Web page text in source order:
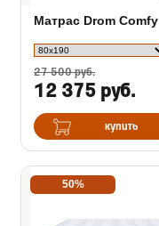
Матрас Drom Comfy
27 500 руб.
12 375 руб.
купить
50%